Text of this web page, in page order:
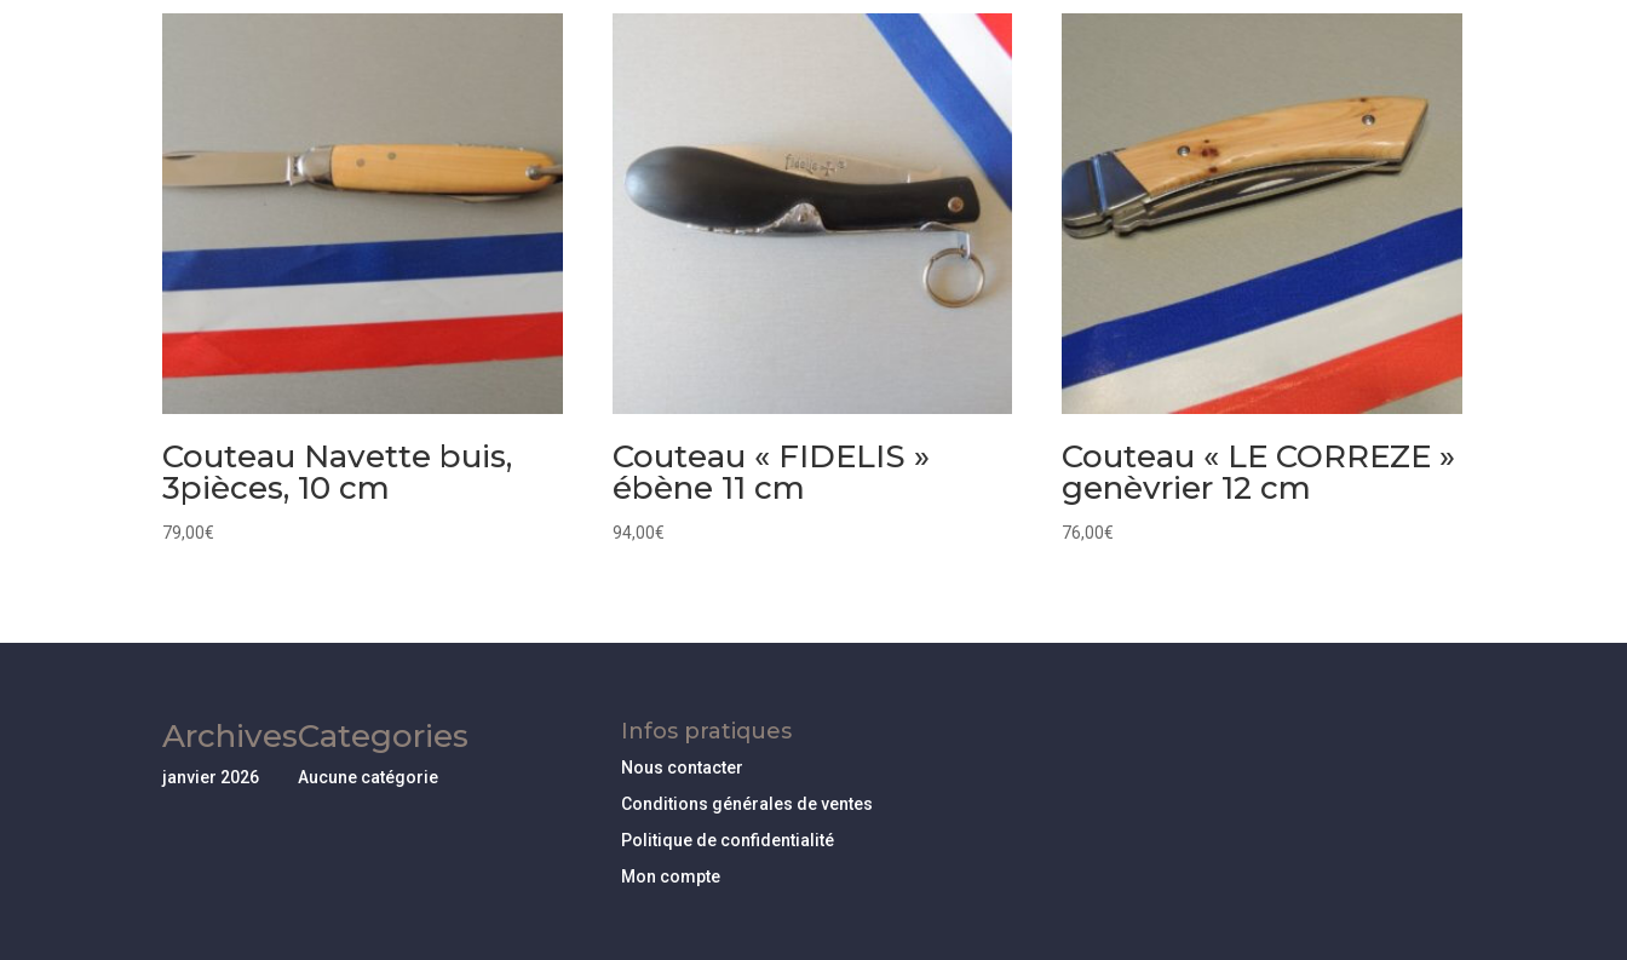
Couteau Navette buis,
3pièces, 10 cm
79,00€
Couteau « FIDELIS »
ébène 11 cm
94,00€
Couteau « LE CORREZE »
genèvrier 12 cm
76,00€
Archives
janvier 2026
Categories
Aucune catégorie
Infos pratiques
Nous contacter
Conditions générales de ventes
Politique de confidentialité
Mon compte